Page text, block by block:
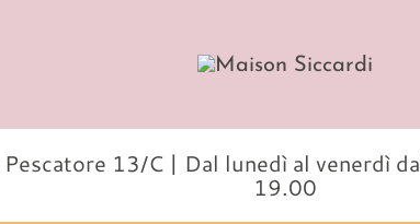
13/C | Dal lunedì al
19.00